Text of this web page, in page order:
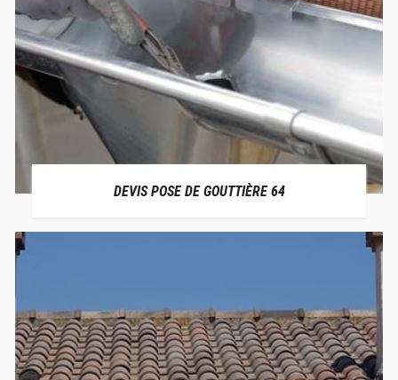
DEVIS POSE DE GOUTTIÈRE 64